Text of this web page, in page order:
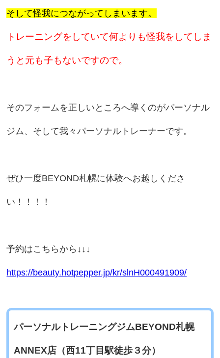
そして怪我につながってしまいます。
トレーニングをしていて何よりも怪我をしてしま
うと元も子もないですので。
そのフォームを正しいところへ導くのがパーソナル
ジム、そして我々パーソナルトレーナーです。
ぜひ一度BEYOND札幌に体験へお越しくださ
い！！！！
予約はこちらから↓↓↓
https://beauty.hotpepper.jp/kr/slnH000491909/
パーソナルトレーニングジムBEYOND札幌
ANNEX店（西11丁目駅徒歩３分）